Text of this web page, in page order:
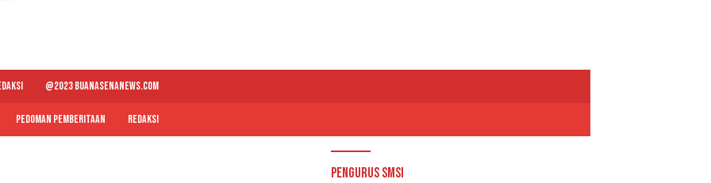
@2023 BUANASENANEWS.COM
PEDOMAN PEMBERITAAN REDAKSI
Pengurus SMSI